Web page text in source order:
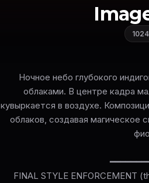
Ночное небо глубокого
облаками. В центре кадра
кувыркается в воздухе.
облаков, создавая
FINAL STYLE ENFORCEMENT